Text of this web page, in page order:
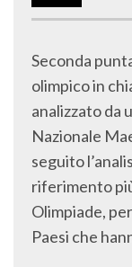
Seconda
olimpico in
analizzato da
Nazionale
seguito
riferimento
Olimpiade,
Paesi che